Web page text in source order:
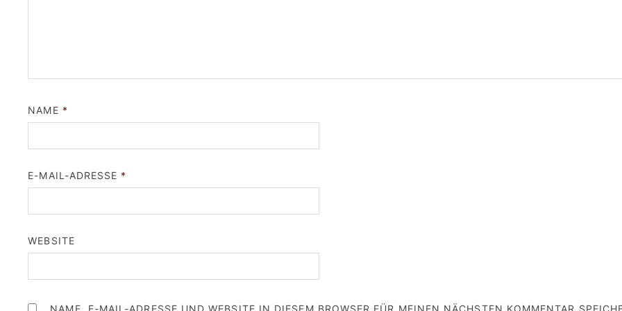
NAME *
E-MAIL-ADRESSE *
WEBSITE
NAME, E-MAIL-ADRESSE UND WEBSITE IN DIESEM BROWSER FÜR MEINEN NÄCHSTEN KOMMENTAR